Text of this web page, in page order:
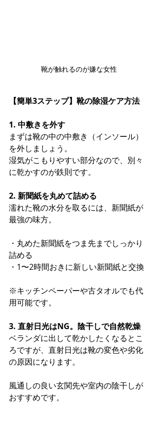
靴が触れるのが嫌な女性
【簡単3ステップ】靴の除湿ケア方法
1. 中敷きを外す
まずは靴の中の中敷き（インソール）
を外しましょう。
湿気がこもりやすい部分なので、別々
に乾かすのが鉄則です。
2. 新聞紙を丸めて詰める
濡れた靴の水分を取るには、新聞紙が
最強の味方。
・丸めた新聞紙をつま先までしっかり
詰める
・1〜2時間おきに新しい新聞紙と交換
※キッチンペーパーや古タオルでも代
用可能です。
3. 直射日光はNG。陰干しで自然乾燥
ベランダに出して乾かしたくなるとこ
ろですが、直射日光は靴の変色や劣化
の原因になります。
風通しの良い玄関先や室内の陰干しが
おすすめです。